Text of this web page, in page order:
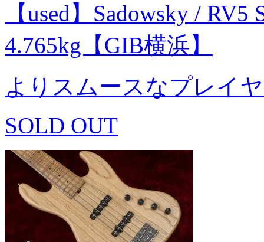
【used】Sadowsky /
4.765kg【GIB横浜】
よりスムースなプレイ
SOLD OUT